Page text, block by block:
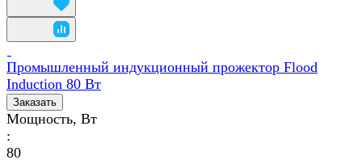
Промышленный индукционный прожектор Flood
Induction 80 Вт
Заказать
Мощность, Вт
:
80